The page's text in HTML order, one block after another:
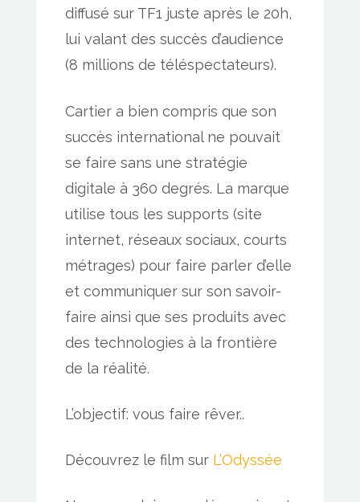
diffusé sur TF1 juste après le 20h,
lui valant des succès d’audience
(8 millions de téléspectateurs).
Cartier a bien compris que son
succès international ne pouvait
se faire sans une stratégie
digitale à 360 degrés. La marque
utilise tous les supports (site
internet, réseaux sociaux, courts
métrages) pour faire parler d’elle
et communiquer sur son savoir-
faire ainsi que ses produits avec
des technologies à la frontière
de la réalité.
L’objectif: vous faire rêver..
Découvrez le film sur L’Odyssée